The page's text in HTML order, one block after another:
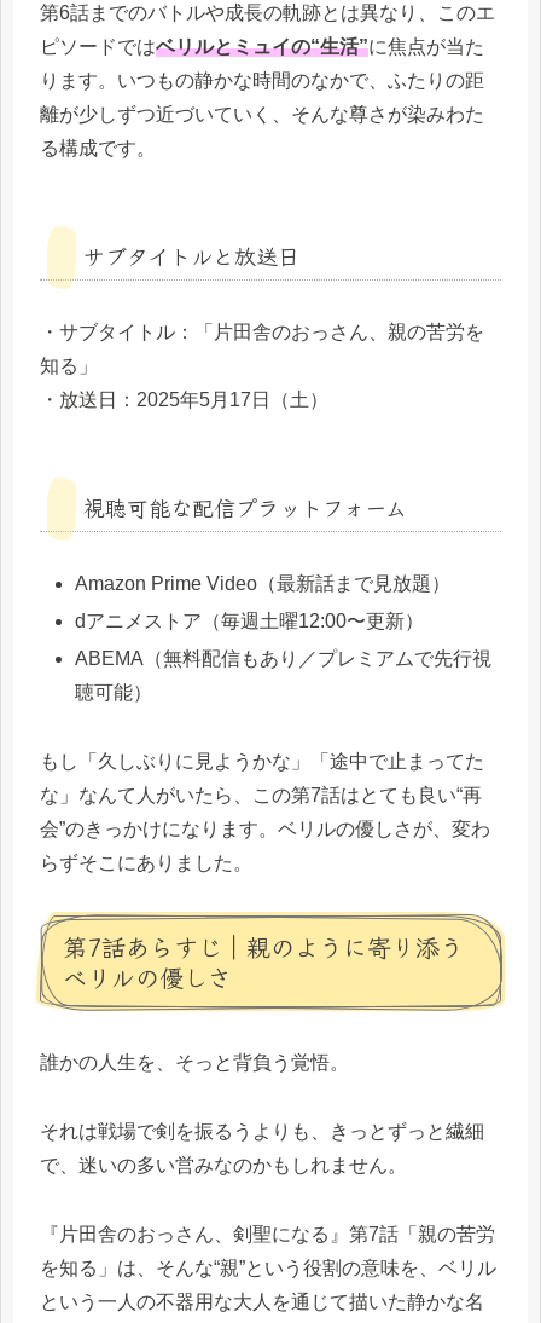
第6話までのバトルや成長の軌跡とは異なり、このエ
ピソードではベリルとミュイの“生活”に焦点が当た
ります。いつもの静かな時間のなかで、ふたりの距
離が少しずつ近づいていく、そんな尊さが染みわた
る構成です。
サブタイトルと放送日
・サブタイトル：「片田舎のおっさん、親の苦労を
知る」
・放送日：2025年5月17日（土）
視聴可能な配信プラットフォーム
Amazon Prime Video（最新話まで見放題）
dアニメストア（毎週土曜12:00〜更新）
ABEMA（無料配信もあり／プレミアムで先行視
聴可能）
もし「久しぶりに見ようかな」「途中で止まってた
な」なんて人がいたら、この第7話はとても良い“再
会”のきっかけになります。ベリルの優しさが、変わ
らずそこにありました。
第7話あらすじ｜親のように寄り添う
ベリルの優しさ
誰かの人生を、そっと背負う覚悟。
それは戦場で剣を振るうよりも、きっとずっと繊細
で、迷いの多い営みなのかもしれません。
『片田舎のおっさん、剣聖になる』第7話「親の苦労
を知る」は、そんな“親”という役割の意味を、ベリル
という一人の不器用な大人を通じて描いた静かな名